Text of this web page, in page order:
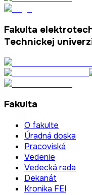
Fakulta
Technickej
Fakulta
O fakulte
Úradná doska
Pracoviská
Vedenie
Vedecká rada
Dekanát
Kronika FEI